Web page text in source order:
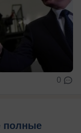
0
полные